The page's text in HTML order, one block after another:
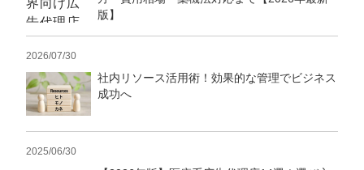
ドする
StockSun株式会社〒160-0023 東京都新宿区西新宿3丁目8番3号 新
都心丸善ビル7階
サイトマッププライバシーポリシー
版】
2026/07/30
社内リソース活用術！効果的な管理でビジネス
成功へ
2025/06/30